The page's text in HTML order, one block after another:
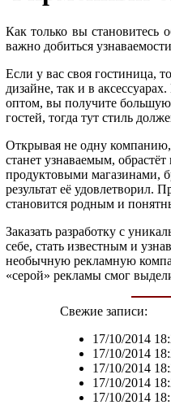
Как только вы становитесь
важно добиться
Если у вас своя гостиница, то
дизайне, так и в
оптом, вы получите большую
гостей, тогда тут стиль
Открывая не одну компанию,
станет узнаваемым,
продуктовыми магазинами,
результат её удовлетворил.
становится родным и
Заказать разработку с
себе, стать известным и
необычную рекламную
«серой» рекламы смог
Свежие записи:
17/10/2014
17/10/2014
17/10/2014
17/10/2014
17/10/2014